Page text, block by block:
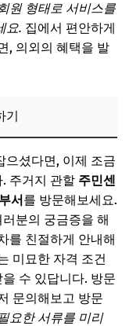
원 형태로 서비스를
요. 집에서 편안하게
, 의외의 혜택을 발
기
으셨다면, 이제 조금
주거지 관할 주민센
서를 방문해보세요.
분의 궁금증을 해
를 친절하게 안내해
미묘한 자격 조건
수 있답니다. 방문
문의해보고 방문
요한 서류를 미리